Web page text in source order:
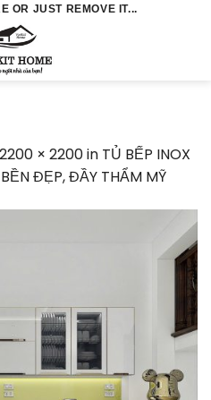
OR JUST REMOVE IT...
2200 × 2200in TỦ BẾP INOX
ĐẸP, ĐẦY THẨM MỸ